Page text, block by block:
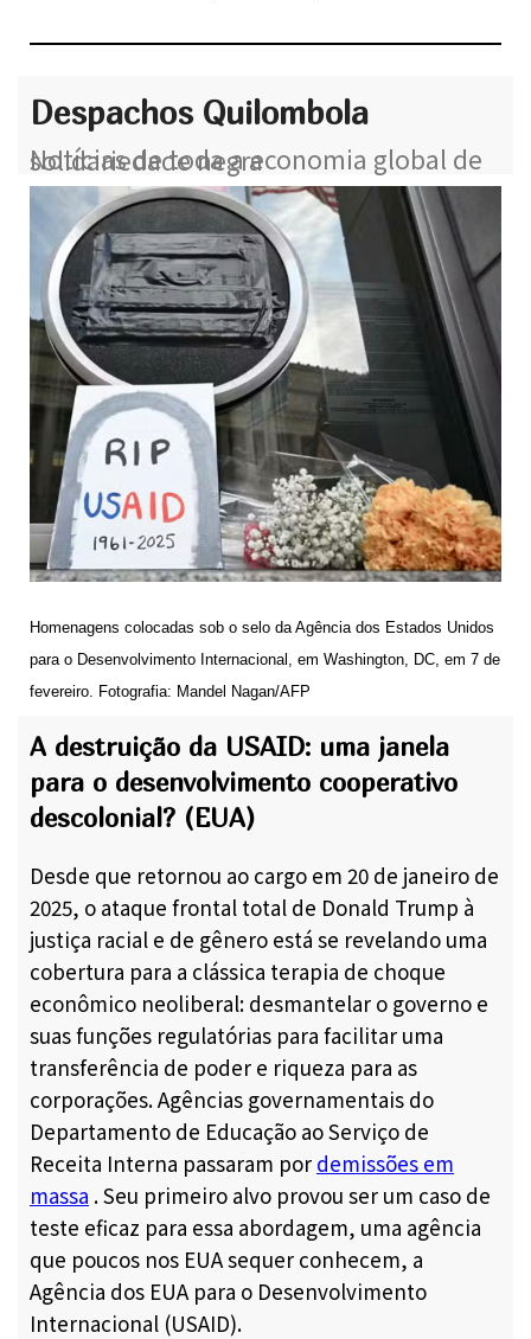
Despachos Quilombola
Notícias de toda a economia global de solidariedade negra
Homenagens colocadas sob o selo da Agência dos Estados Unidos
para o Desenvolvimento Internacional, em Washington, DC, em 7 de
fevereiro. Fotografia: Mandel Nagan/AFP
A destruição da USAID: uma janela
para o desenvolvimento cooperativo
descolonial? (EUA)
Desde que retornou ao cargo em 20 de janeiro de
2025, o ataque frontal total de Donald Trump à
justiça racial e de gênero está se revelando uma
cobertura para a clássica terapia de choque
econômico neoliberal: desmantelar o governo e
suas funções regulatórias para facilitar uma
transferência de poder e riqueza para as
corporações. Agências governamentais do
Departamento de Educação ao Serviço de
Receita Interna passaram por demissões em
massa . Seu primeiro alvo provou ser um caso de
teste eficaz para essa abordagem, uma agência
que poucos nos EUA sequer conhecem, a
Agência dos EUA para o Desenvolvimento
Internacional (USAID).